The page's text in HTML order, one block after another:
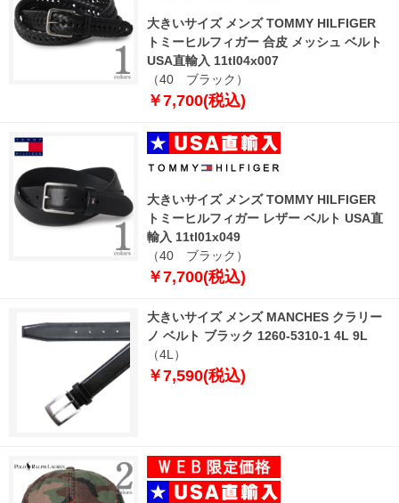
大きいサイズ メンズ TOMMY HILFIGER
トミーヒルフィガー 合皮 メッシュ ベルト
USA直輸入 11tl04x007
（40 ブラック）
￥7,700(税込)
大きいサイズ メンズ TOMMY HILFIGER
トミーヒルフィガー レザー ベルト USA直
輸入 11tl01x049
（40 ブラック）
￥7,700(税込)
大きいサイズ メンズ MANCHES クラリー
ノ ベルト ブラック 1260-5310-1 4L 9L
（4L）
￥7,590(税込)